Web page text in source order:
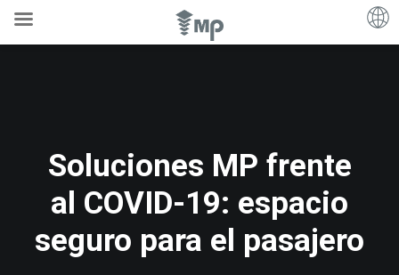
Soluciones MP frente
al COVID-19: espacio
seguro para el pasajero